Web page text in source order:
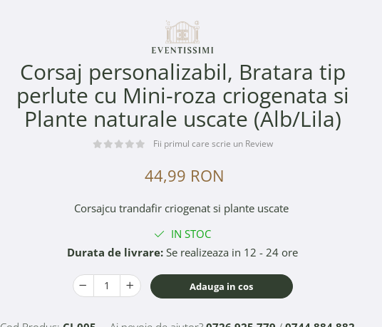
Corsaj personalizabil, Bratara tip
perlute cu Mini-roza criogenata si
Plante naturale uscate (Alb/Lila)
Fii primul care scrie un Review
44,99 RON
Corsajcu trandafir criogenat si plante uscate
IN STOC
Durata de livrare: Se realizeaza in 12 - 24 ore
Adauga in cos